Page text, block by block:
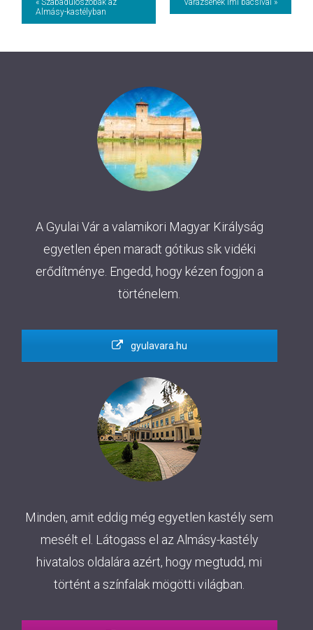
Navigation
« Szabadulószobák az
Almásy-kastélyban
Varázsének Imi bácsival »
A Gyulai Vár a valamikori Magyar Királyság
egyetlen épen maradt gótikus sík vidéki
erődítménye. Engedd, hogy kézen fogjon a
történelem.
gyulavara.hu
Minden, amit eddig még egyetlen kastély sem
mesélt el. Látogass el az Almásy-kastély
hivatalos oldalára azért, hogy megtudd, mi
történt a színfalak mögötti világban.